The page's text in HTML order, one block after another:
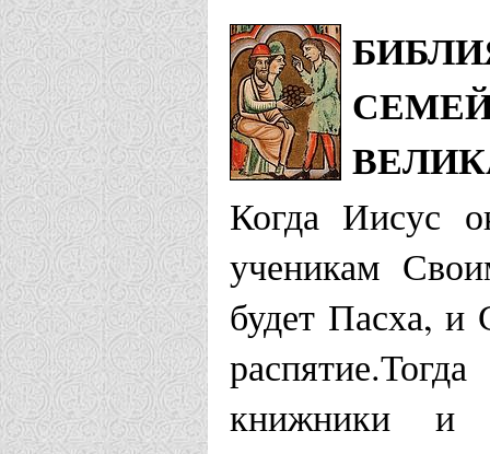
Когда Иисус
ученикам
будет Пасха, и
книжники и